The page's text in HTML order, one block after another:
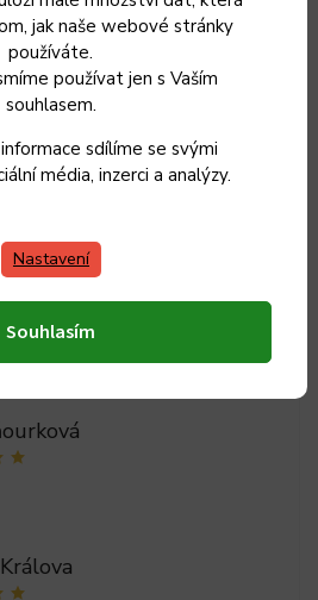
jak naše webové stránky
používáte.
používat jen s Vaším
souhlasem.
sdílíme se svými
média, inzerci a analýzy.
Nastavení
Souhlasím
18 cm